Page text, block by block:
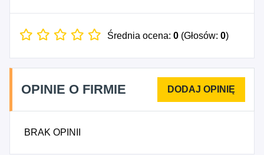
Data rozpoczęcia działalności gospodarczej
4322Z - Wykonywanie instalacji wodno-
kanalizacyjnych, cieplnych, gazowych i
klimatyzacyjnych, 4331Z - Tynkowanie, 4332Z -
Posadzkarstwo; tapetowanie i oblicowywanie
Średnia ocena: 0 (Głosów: 0)
OPINIE O FIRMIE
BRAK OPINII